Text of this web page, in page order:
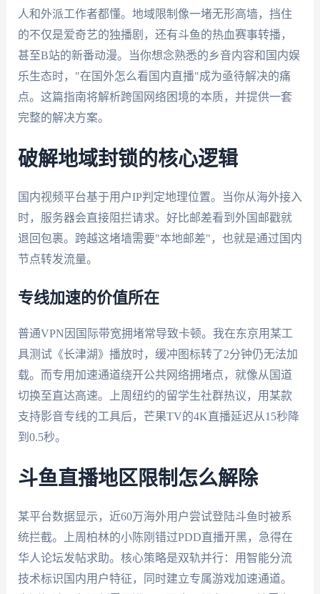
人和外派工作者都懂。地域限制像一堵无形高墙，挡住
的不仅是爱奇艺的独播剧，还有斗鱼的热血赛事转播，
甚至B站的新番动漫。当你想念熟悉的乡音内容和国内娱
乐生态时，"在国外怎么看国内直播"成为亟待解决的痛
点。这篇指南将解析跨国网络困境的本质，并提供一套
完整的解决方案。
破解地域封锁的核心逻辑
国内视频平台基于用户IP判定地理位置。当你从海外接入
时，服务器会直接阻拦请求。好比邮差看到外国邮戳就
退回包裹。跨越这堵墙需要"本地邮差"，也就是通过国内
节点转发流量。
专线加速的价值所在
普通VPN因国际带宽拥堵常导致卡顿。我在东京用某工
具测试《长津湖》播放时，缓冲图标转了2分钟仍无法加
载。而专用加速通道绕开公共网络拥堵点，就像从国道
切换至直达高速。上周纽约的留学生社群热议，用某款
支持影音专线的工具后，芒果TV的4K直播延迟从15秒降
到0.5秒。
斗鱼直播地区限制怎么解除
某平台数据显示，近60万海外用户尝试登陆斗鱼时被系
统拦截。上周柏林的小陈刚错过PDD直播开黑，急得在
华人论坛发帖求助。核心策略是双轨并行：用智能分流
技术标识国内用户特征，同时建立专属游戏加速通道。